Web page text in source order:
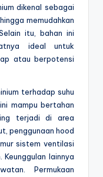
dikenal sebagai
memudahkan
itu, bahan ini
ideal untuk
atau berpotensi
terhadap suhu
mampu bertahan
terjadi di area
penggunaan hood
sistem ventilasi
lainnya
Permukaan